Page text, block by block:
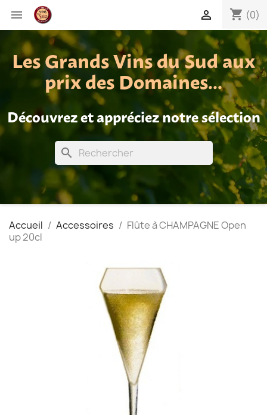
 shopping_cart (0)

Les Grands Vins du Sud aux
prix des Domaines...
Découvrez et appréciez notre sélection
search
Accueil Accessoires
Flûte à CHAMPAGNE Open
up 20cl